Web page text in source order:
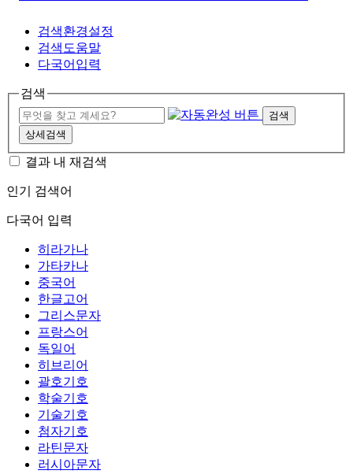
검색환경설정
검색도움말
다국어입력
검색
검색
상세검색
결과 내 재검색
인기 검색어
다국어 입력
히라가나
가타카나
중국어
한글고어
그리스문자
프랑스어
독일어
히브리어
괄호기호
학술기호
기술기호
첨자기호
라틴문자
러시아문자